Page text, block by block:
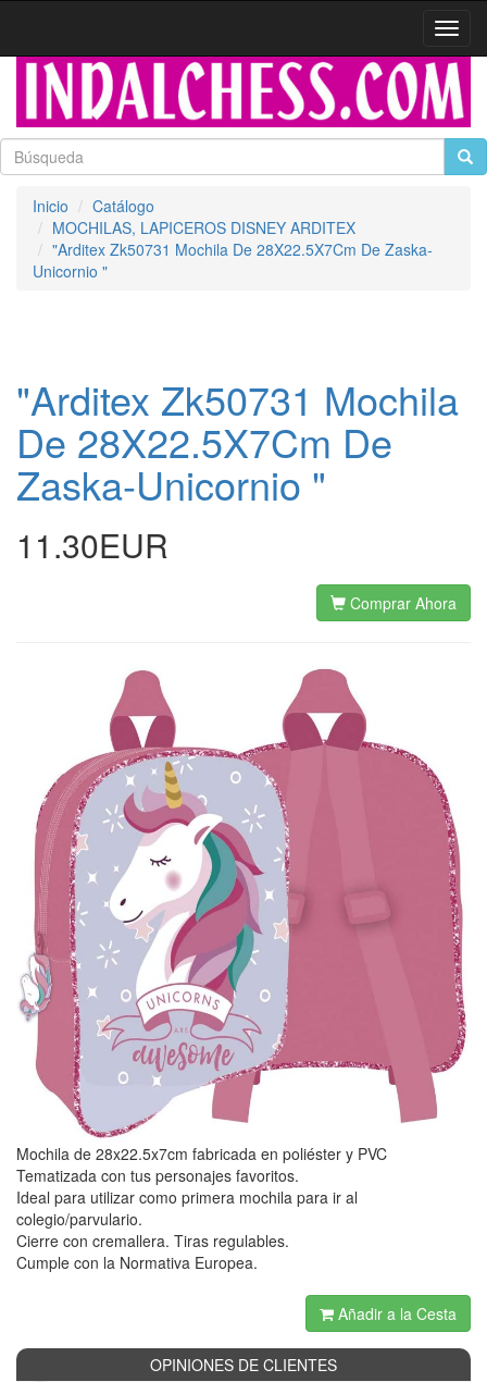
Inicio
Catálogo
MOCHILAS, LAPICEROS DISNEY ARDITEX
"Arditex Zk50731 Mochila De 28X22.5X7Cm De Zaska-
Unicornio "
"Arditex Zk50731 Mochila
De 28X22.5X7Cm De
Zaska-Unicornio "
11.30EUR
Comprar Ahora
Mochila de 28x22.5x7cm fabricada en poliéster y PVC
Tematizada con tus personajes favoritos.
Ideal para utilizar como primera mochila para ir al
colegio/parvulario.
Cierre con cremallera. Tiras regulables.
Cumple con la Normativa Europea.
Añadir a la Cesta
OPINIONES DE CLIENTES